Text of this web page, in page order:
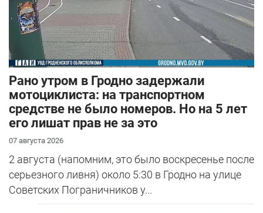
Рано утром в Гродно задержали
мотоциклиста: на транспортном
средстве не было номеров. Но на 5 лет
его лишат прав не за это
07 августа 2026
2 августа (напомним, это было воскресенье после
серьезного ливня) около 5:30 в Гродно на улице
Советских Пограничников у...